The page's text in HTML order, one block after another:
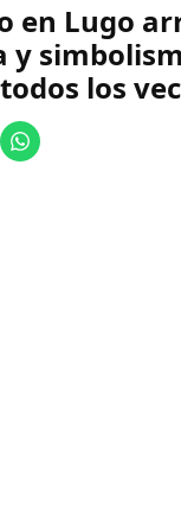
en Lugo
y
los